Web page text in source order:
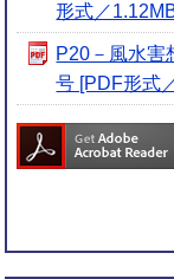
形式／
P20－風水
号 [PDF形式